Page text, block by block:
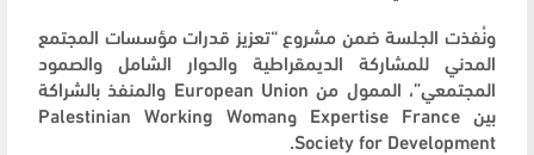
ونُفذت الجلسة ضمن مشروع “تعزيز قدرات مؤسسات المجتمع
المدني للمشاركة الديمقراطية والحوار الشامل والصمود
المجتمعي”، الممول من European Union والمنفذ بالشراكة
بين Expertise France وPalestinian Working Woman
Society for Development.